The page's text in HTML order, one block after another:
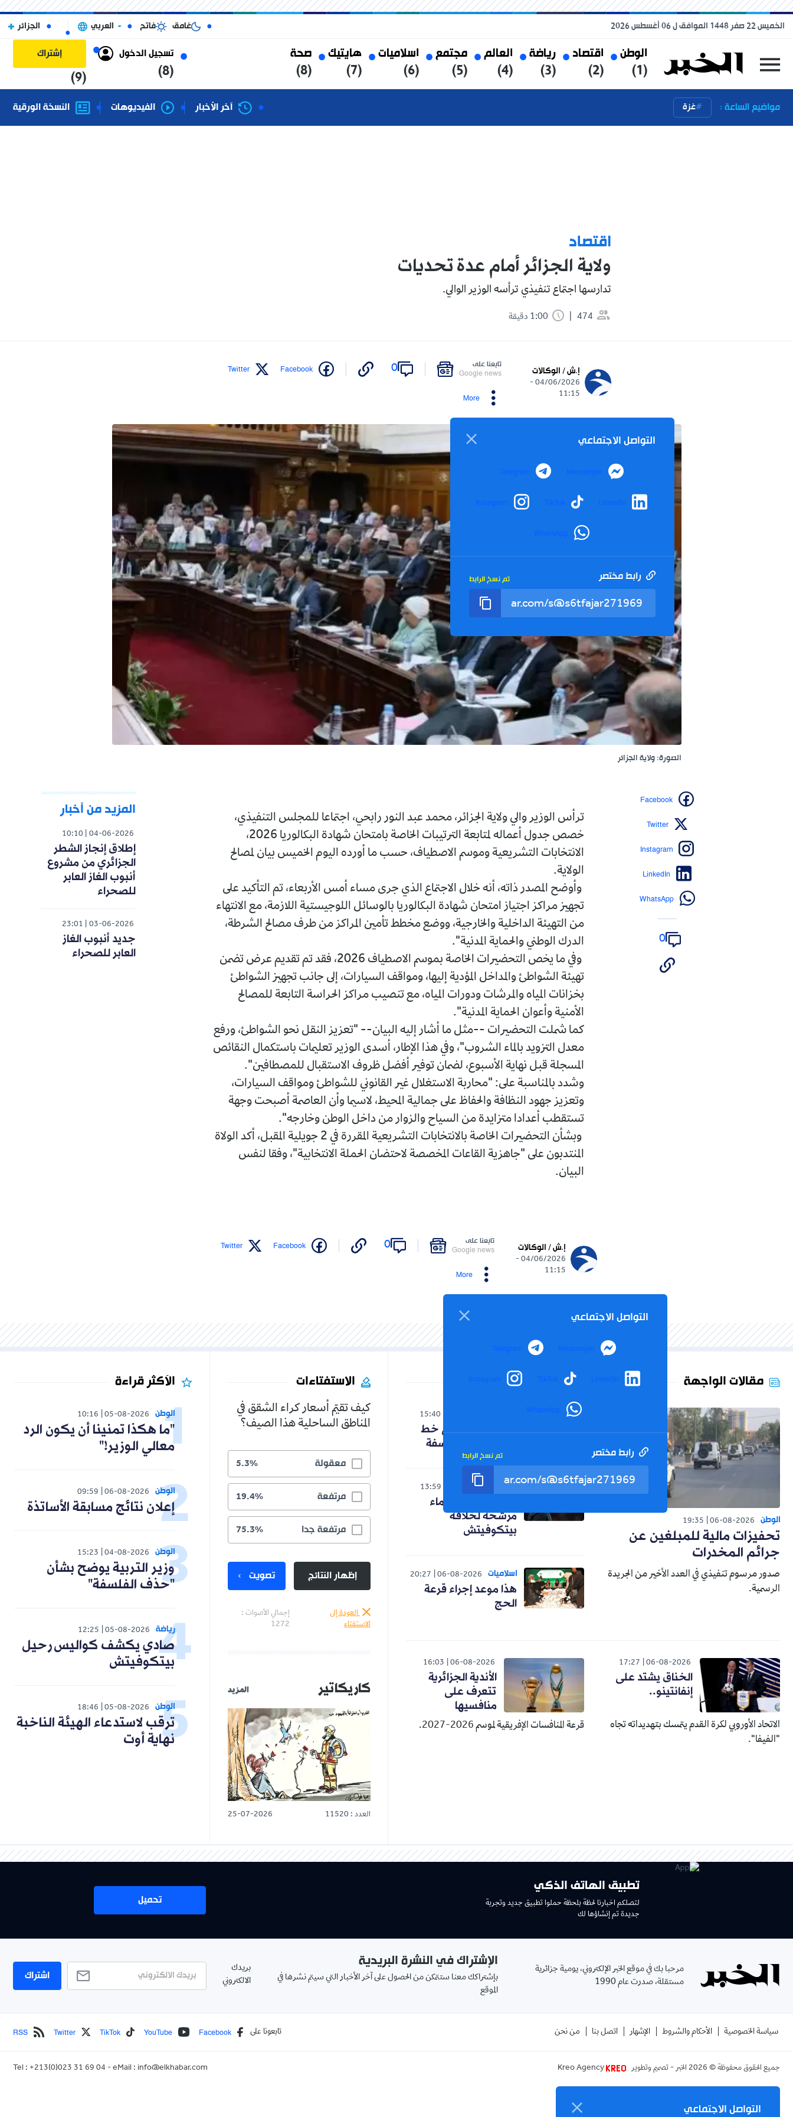
الوطن
(1)
اقتصاد
(2)
رياضة
(3)
العالم
(4)
مجتمع
(5)
اسلاميات
(6)
هايتيك
(7)
صحة
(8)
تسجيل الدخول
(8)
إشتراك
(9)
الخميس 22 صفر 1448 الموافق ل 06 أغسطس 2026 غامق فاتح العربي الجزائر
مواضيع الساعة : غزة آخر الأخبار الفيديوهات النسخة الورقية
اقتصاد
ولاية الجزائر أمام عدة تحديات
تدارسها اجتماع تنفيذي ترأسه الوزير الوالي.
474
إ.ش / الوكالات
04/06/2026 -
11:15
تابعنا على
Google news
0
Facebook
Twitter
More
التواصل الاجتماعي
Messenger
Telegram
LinkedIn
TikTok
Instagram
WhatsApp
رابط مختصر تم نسخ الرابط
الصورة: ولاية الجزائر
ترأس الوزير والي ولاية الجزائر، محمد عبد النور رابحي، اجتماعا للمجلس التنفيذي،
خصص جدول أعماله لمتابعة الترتيبات الخاصة بامتحان شهادة البكالوريا 2026،
الانتخابات التشريعية وموسم الاصطياف، حسب ما أورده اليوم الخميس بيان لمصالح
الولاية.
وأوضح المصدر ذاته، أنه خلال الاجتماع الذي جرى مساء أمس الأربعاء، تم التأكيد على
تجهيز مراكز اجتياز امتحان شهادة البكالوريا بالوسائل اللوجيستية اللازمة، مع الانتهاء
من التهيئة الداخلية والخارجية، ووضع مخطط تأمين المراكز من طرف مصالح الشرطة،
الدرك الوطني والحماية المدنية".
وفي ما يخص التحضيرات الخاصة بموسم الاصطياف 2026، فقد تم تقديم عرض تضمن
تهيئة الشواطئ والمداخل المؤدية إليها، ومواقف السيارات، إلى جانب تجهيز الشواطئ
بخزانات المياه والمرشات ودورات المياه، مع تنصيب مراكز الحراسة التابعة للمصالح
الأمنية وأعوان الحماية المدنية".
كما شملت التحضيرات --مثل ما أشار إليه البيان-- "تعزيز النقل نحو الشواطئ، ورفع
معدل التزويد بالماء الشروب"، وفي هذا الإطار، أسدى الوزير تعليمات باستكمال النقائص
المسجلة قبل نهاية الأسبوع، لضمان توفير أفضل ظروف الاستقبال للمصطافين".
وشدد بالمناسبة على: "محاربة الاستغلال غير القانوني للشواطئ ومواقف السيارات،
وتعزيز جهود النظافة والحفاظ على جمالية المحيط، لاسيما وأن العاصمة أصبحت وجهة
تستقطب أعدادا متزايدة من السياح والزوار من داخل الوطن وخارجه".
وبشأن التحضيرات الخاصة بالانتخابات التشريعية المقررة في 2 جويلية المقبل، أكد الولاة
المنتدبون على "جاهزية القاعات المخصصة لاحتضان الحملة الانتخابية"، وفقا لنفس
البيان.
Facebook
Twitter
Instagram
LinkedIn
WhatsApp
0
المزيد من أخبار
04-06-2026
10:10
إطلاق إنجاز الشطر
الجزائري من مشروع
أنبوب الغاز العابر
للصحراء
03-06-2026
23:01
جديد أنبوب الغاز
العابر للصحراء
إ.ش / الوكالات
04/06/2026 -
11:15
تابعنا على
Google news
0
Facebook
Twitter
More
التواصل الاجتماعي
Messenger
Telegram
LinkedIn
TikTok
Instagram
WhatsApp
رابط مختصر تم نسخ الرابط
مقالات الواجهة
الوطن 06-08-2026
19:35
تحفيزات مالية للمبلغين عن
جرائم المخدرات
صدور مرسوم تنفيذي في العدد الأخير من الجريدة
الرسمية.
15:40
حنون تدخل على خط
الجدل حول الفلسفة
رياضة 06-08-2026
13:59
رسميا.. ثلاثة أسماء
مرشحة لخلافة
بيتكوفيتش
اسلاميات 06-08-2026
20:27
هذا موعد إجراء قرعة
الحج
06-08-2026
17:27
الخناق يشتد على
إنفانتينو..
الاتحاد الأوروبي لكرة القدم يتمسك بتهديداته تجاه
"الفيفا".
06-08-2026
16:03
الأندية الجزائرية
تتعرف على
منافسيها
قرعة المنافسات الإفريقية لموسم 2026-2027.
الاستفتاءات
كيف تقيّم أسعار كراء الشقق في
المناطق الساحلية هذا الصيف؟
معقولة 5.3%
مرتفعة 19.4%
مرتفعة جدا 75.3%
إظهار النتائج تصويت
العودة إلى
الاستفتاء
إجمالي الأصوات :
1272
كاريكاتير المزيد
العدد : 11520 25-07-2026
الأكثر قراءة
الوطن 05-08-2026
10:16
"ما هكذا تمنينا أن يكون الرد
معالي الوزير!"
الوطن 06-08-2026
09:59
إعلان نتائج مسابقة الأساتذة
الوطن 04-08-2026
15:23
وزير التربية يوضح بشأن
"حذف الفلسفة"
رياضة 05-08-2026
12:25
صادي يكشف كواليس رحيل
بيتكوفيتش
الوطن 05-08-2026
18:46
ترقب لاستدعاء الهيئة الناخبة
نهاية أوت
تطبيق الهاتف الذكي
لتصلكم اخبارنا لحظة بلحظة حملوا تطبيق جديد وتجربة
جديدة تم إنشاؤها لك
تحميل
مرحبا بك في موقع الخبر الإلكتروني، يومية جزائرية
مستقلة، صدرت عام 1990
الإشتراك في النشرة البريدية
بإشتراكك معنا ستتمكن من الحصول على آخر الأخبار التي سيتم نشرها في
الموقع
بريدك
الالكتروني
اشتراك
سياسة الخصوصية الأحكام والشروط الإشهار اتصل بنا من نحن تابعونا على Facebook
YouTube
TikTok
Twitter
RSS
جميع الحقوق محفوظة © 2026 الخبر - تصميم وتطوير Kreo Agency
Tel : +213(0)023 31 69 04 - eMail : info@elkhabar.com
التواصل الاجتماعي